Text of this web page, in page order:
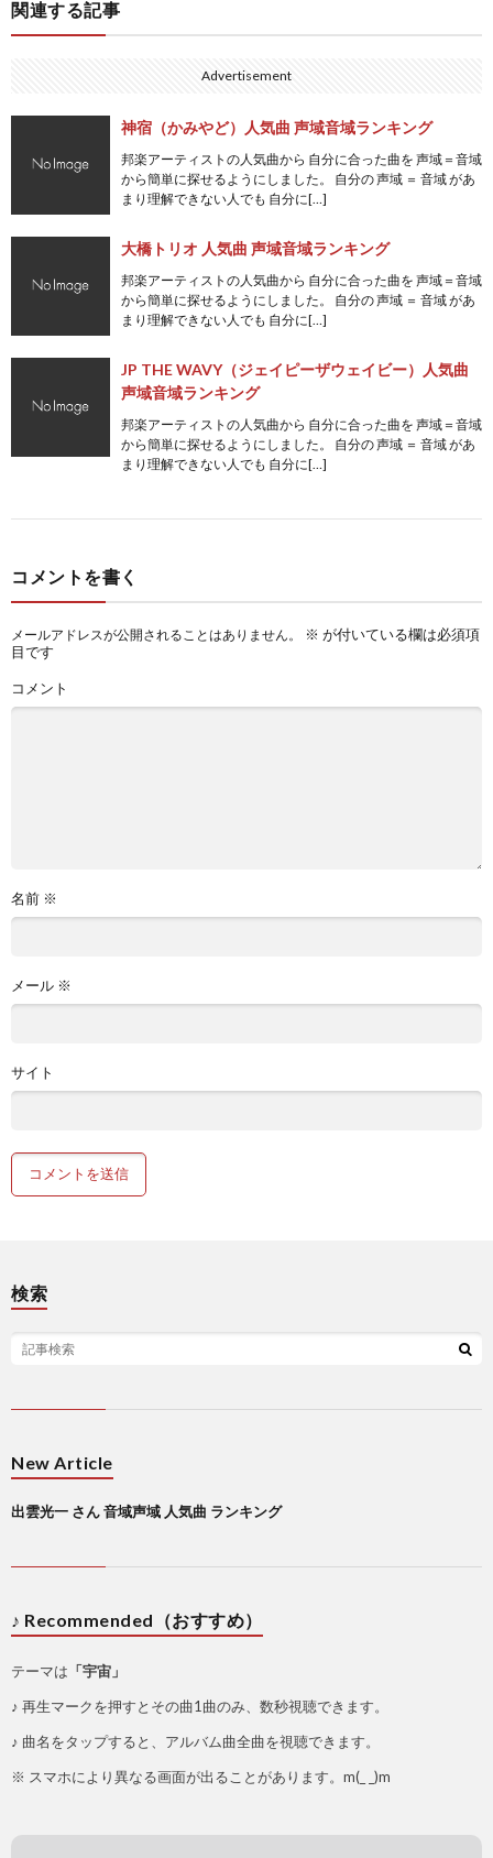
関連する記事
Advertisement
神宿（かみやど）人気曲 声域音域ランキング
邦楽アーティストの人気曲から 自分に合った曲を 声域＝音域
から簡単に探せるようにしました。 自分の 声域 ＝ 音域 があ
まり理解できない人でも 自分に[…]
大橋トリオ 人気曲 声域音域ランキング
邦楽アーティストの人気曲から 自分に合った曲を 声域＝音域
から簡単に探せるようにしました。 自分の 声域 ＝ 音域 があ
まり理解できない人でも 自分に[…]
JP THE WAVY（ジェイピーザウェイビー）人気曲
声域音域ランキング
邦楽アーティストの人気曲から 自分に合った曲を 声域＝音域
から簡単に探せるようにしました。 自分の 声域 ＝ 音域 があ
まり理解できない人でも 自分に[…]
コメントを書く
メールアドレスが公開されることはありません。 ※ が付いている欄は必須項
目です
コメント
名前 ※
メール ※
サイト
検索
New Article
出雲光一 さん 音域声域 人気曲 ランキング
♪ Recommended（おすすめ）
テーマは 「宇宙」
♪ 再生マークを押すとその曲1曲のみ、数秒視聴できます。
♪ 曲名をタップすると、アルバム曲全曲を視聴できます。
※ スマホにより異なる画面が出ることがあります。m(_ _)m